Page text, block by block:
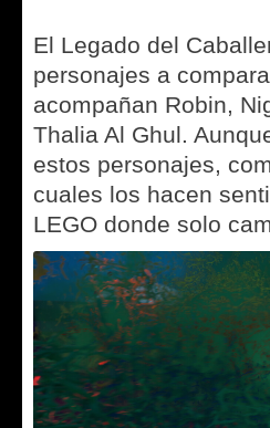
El Legado del
personajes a
acompañan Robin,
Thalia Al Ghul.
estos personajes,
cuales los hacen
LEGO donde solo